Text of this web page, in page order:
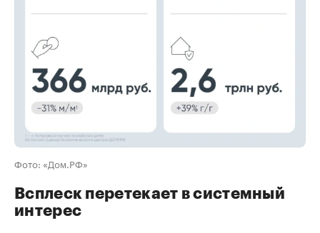
Фото: «Дом.РФ»
Всплеск перетекает в системный
интерес